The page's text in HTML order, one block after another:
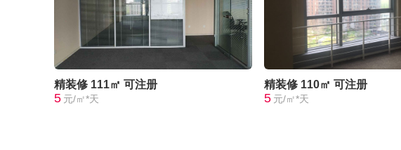
精装修 111㎡ 可注册
5 元/㎡*天
精装修 110㎡ 可注册
5 元/㎡*天